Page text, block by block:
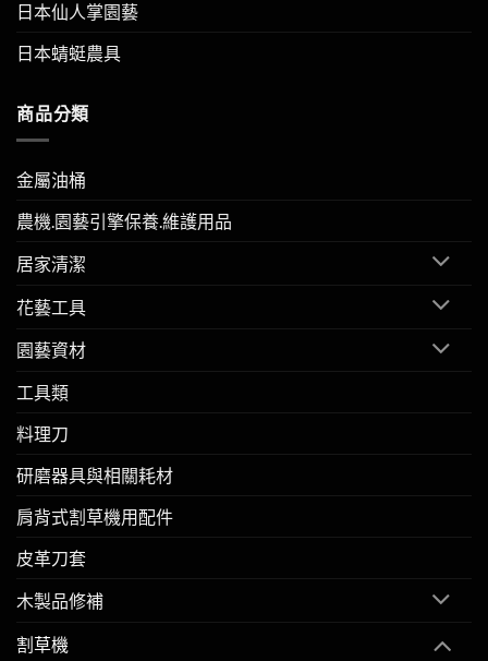
日本仙人掌園藝
日本蜻蜓農具
商品分類
金屬油桶
農機.園藝引擎保養.維護用品
居家清潔
花藝工具
園藝資材
工具類
料理刀
研磨器具與相關耗材
肩背式割草機用配件
皮革刀套
木製品修補
割草機